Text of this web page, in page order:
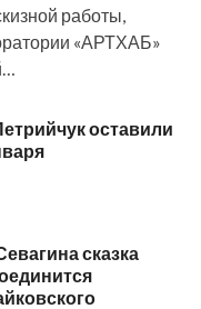
работы,
«АРТХАБ»
оставили
сказка